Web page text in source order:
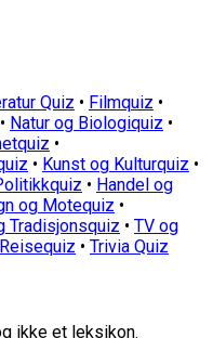
Quiz • Filmquiz •
• Natur og Biologiquiz •
•
• Kunst og Kulturquiz •
• Handel og
og Motequiz •
Tradisjonsquiz • TV og
• Trivia Quiz
ikke et leksikon.